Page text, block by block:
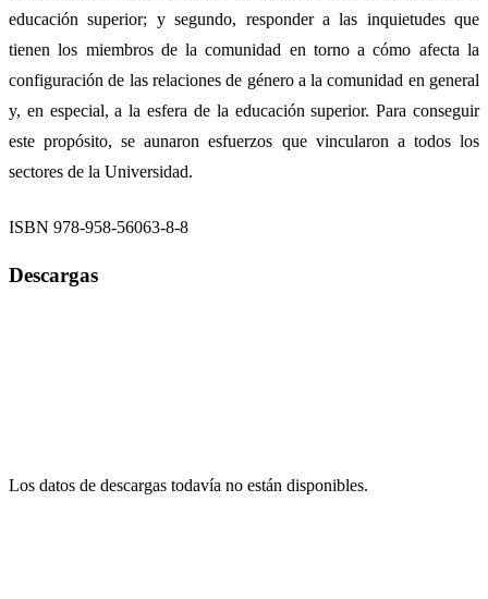
educación superior; y segundo, responder a las inquietudes que
tienen los miembros de la comunidad en torno a cómo afecta la
configuración de las relaciones de género a la comunidad en general
y, en especial, a la esfera de la educación superior. Para conseguir
este propósito, se aunaron esfuerzos que vincularon a todos los
sectores de la Universidad.
ISBN 978-958-56063-8-8
Descargas
Los datos de descargas todavía no están disponibles.